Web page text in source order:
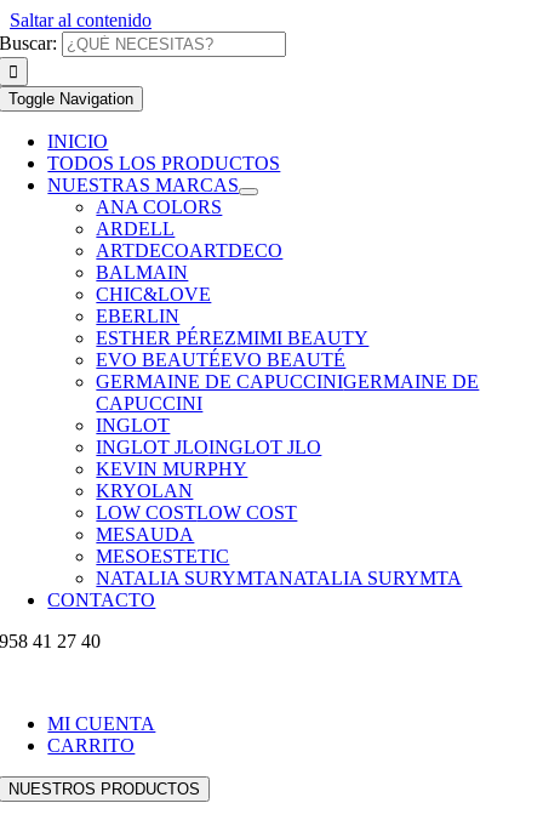
Saltar al contenido
Buscar:
Toggle Navigation
INICIO
TODOS LOS PRODUCTOS
NUESTRAS MARCAS
ANA COLORS
ARDELL
ARTDECOARTDECO
BALMAIN
CHIC&LOVE
EBERLIN
ESTHER PÉREZMIMI BEAUTY
EVO BEAUTÉEVO BEAUTÉ
GERMAINE DE CAPUCCINIGERMAINE DE
CAPUCCINI
INGLOT
INGLOT JLOINGLOT JLO
KEVIN MURPHY
KRYOLAN
LOW COSTLOW COST
MESAUDA
MESOESTETIC
NATALIA SURYMTANATALIA SURYMTA
CONTACTO
958 41 27 40
MI CUENTA
CARRITO
NUESTROS PRODUCTOS